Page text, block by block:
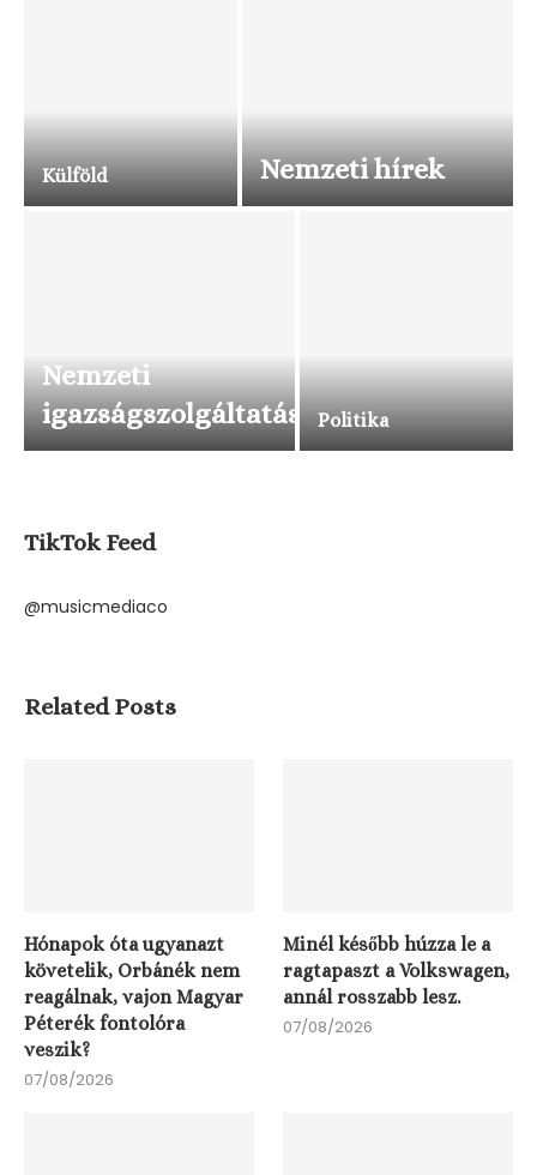
Külföld Nemzeti hírek
Nemzeti
igazságszolgáltatás
Politika
TikTok Feed
@musicmediaco
Related Posts
Hónapok óta ugyanazt
követelik, Orbánék nem
reagálnak, vajon Magyar
Péterék fontolóra
veszik?
07/08/2026
Minél később húzza le a
ragtapaszt a Volkswagen,
annál rosszabb lesz.
07/08/2026